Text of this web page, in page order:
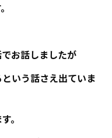
お話しましたが
いう話さえ出ていま
。